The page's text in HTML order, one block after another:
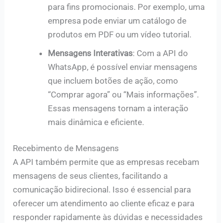
para fins promocionais. Por exemplo, uma
empresa pode enviar um catálogo de
produtos em PDF ou um vídeo tutorial.
Mensagens Interativas: Com a API do
WhatsApp, é possível enviar mensagens
que incluem botões de ação, como
“Comprar agora” ou “Mais informações”.
Essas mensagens tornam a interação
mais dinâmica e eficiente.
Recebimento de Mensagens
A API também permite que as empresas recebam
mensagens de seus clientes, facilitando a
comunicação bidirecional. Isso é essencial para
oferecer um atendimento ao cliente eficaz e para
responder rapidamente às dúvidas e necessidades